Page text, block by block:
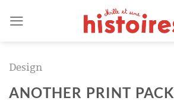
au
Design
ANOTHER PRINT